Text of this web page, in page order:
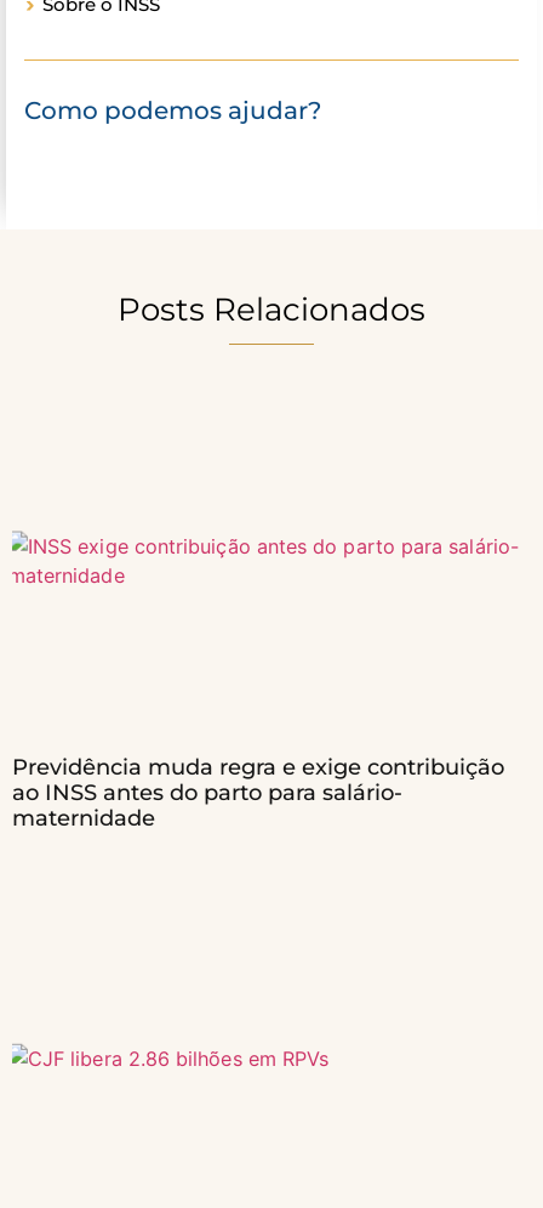
Como podemos ajudar?
Posts Relacionados
Previdência muda regra e exige contribuição
ao INSS antes do parto para salário-
maternidade